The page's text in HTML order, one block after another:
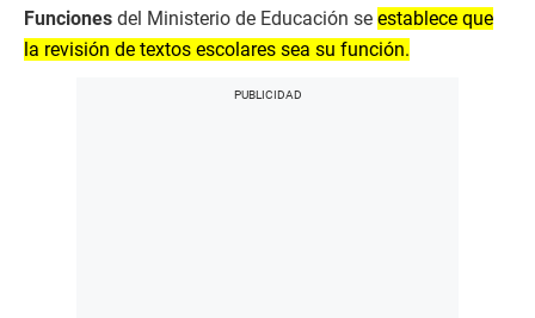
Funciones del Ministerio de Educación se establece que
la revisión de textos escolares sea su función.